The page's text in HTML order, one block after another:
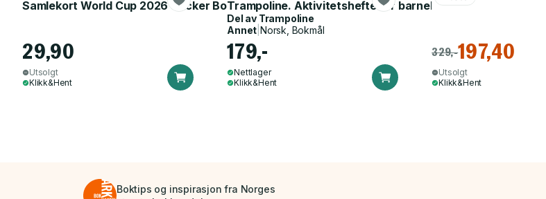
Samlekort World Cup 2026 Sticker Booster
29,90
Utsolgt
Klikk&Hent
Trampoline. Aktivitetshefte for barnehagen
Del av Trampoline
Annet Norsk, Bokmål
179,-
Nettlager
Klikk&Hent
329,-197,40
Utsolgt
Klikk&Hent
Boktips og inspirasjon fra Norges